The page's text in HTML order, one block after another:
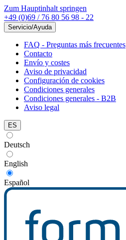
Zum Hauptinhalt springen
+49 (0)69 / 76 80 56 98 - 22
Servicio/Ayuda
FAQ - Preguntas más frecuentes
Contacto
Envío y costes
Aviso de privacidad
Configuración de cookies
Condiciones generales
Condiciones generales - B2B
Aviso legal
ES
Deutsch
English
Español